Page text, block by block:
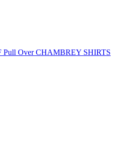
Over CHAMBREY SHIRTS